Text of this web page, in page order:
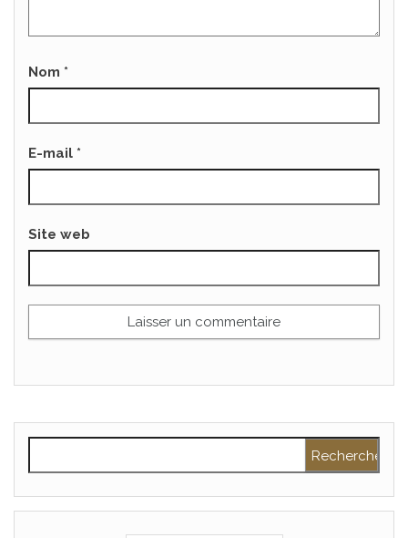
Nom *
E-mail *
Site web